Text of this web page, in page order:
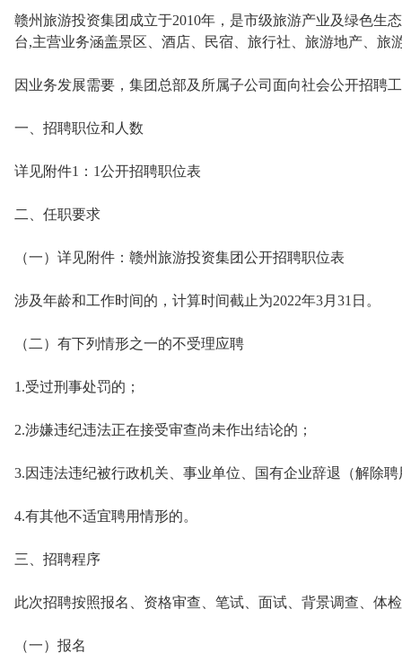
赣州旅游投资集团成立于2010年，是市级旅游产业及绿色生
台,主营业务涵盖景区、酒店、民宿、旅行社、旅游地产、旅
因业务发展需要，集团总部及所属子公司面向社会公开招聘
一、招聘职位和人数
详见附件1：1公开招聘职位表
二、任职要求
（一）详见附件：赣州旅游投资集团公开招聘职位表
涉及年龄和工作时间的，计算时间截止为2022年3月31日。
（二）有下列情形之一的不受理应聘
1.受过刑事处罚的；
2.涉嫌违纪违法正在接受审查尚未作出结论的；
3.因违法违纪被行政机关、事业单位、国有企业辞退（解除
4.有其他不适宜聘用情形的。
三、招聘程序
此次招聘按照报名、资格审查、笔试、面试、背景调查、体
（一）报名